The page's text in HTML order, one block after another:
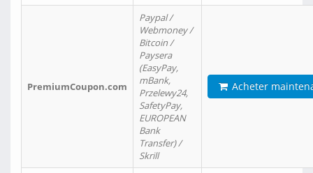
PremiumCoupon.com
Paypal /
Webmoney /
Bitcoin /
Paysera
(EasyPay,
mBank,
Przelewy24,
SafetyPay,
EUROPEAN
Bank
Transfer) /
Skrill
Acheter